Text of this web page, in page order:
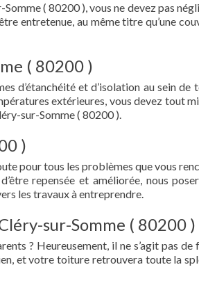
( 80200 ), vous ne devez pas
entretenue, au même titre qu’une
( 80200 )
d’étanchéité et d’isolation au sein de
extérieures, vous devez tout
sur-Somme ( 80200 ).
)
pour tous les problèmes que vous
repensée et améliorée, nous
les travaux à entreprendre.
sur-Somme ( 80200 )
? Heureusement, il ne s’agit pas de
et votre toiture retrouvera toute la